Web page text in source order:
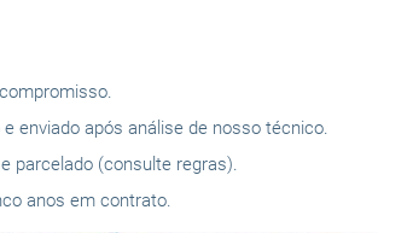
enviado após análise de nosso técnico.
parcelado (consulte regras).
anos em contrato.